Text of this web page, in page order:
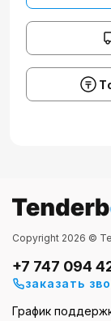
Copyright 2026 ©
+7 747 094
заказать
График